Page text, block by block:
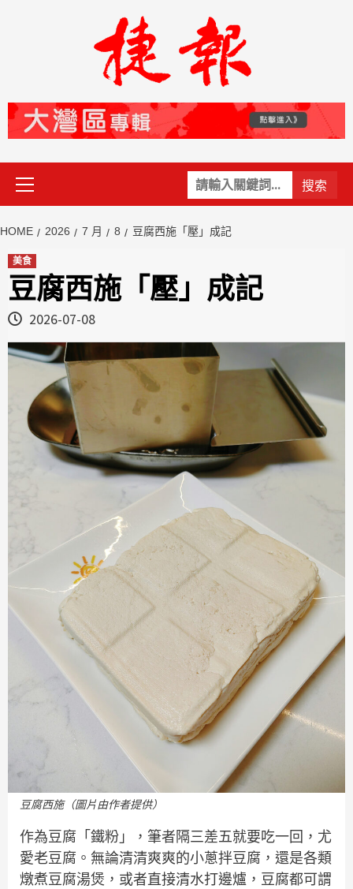
關
鍵
Primary
Menu
HOME 2026 7 月 8 豆腐西施「壓」成記
美食
豆腐西施「壓」成記
2026-07-08
豆腐西施（圖片由作者提供）
作為豆腐「鐵粉」，筆者隔三差五就要吃一回，尤
愛老豆腐。無論清清爽爽的小蔥拌豆腐，還是各類
燉煮豆腐湯煲，或者直接清水打邊爐，豆腐都可謂